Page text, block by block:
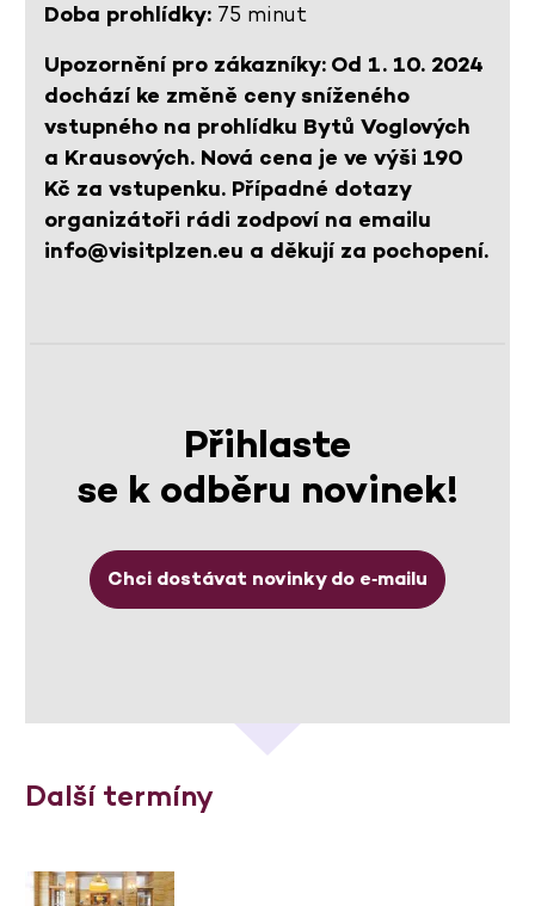
Doba prohlídky: 75 minut
Upozornění pro zákazníky: Od 1. 10. 2024
dochází ke změně ceny sníženého
vstupného na prohlídku Bytů Voglových
a Krausových. Nová cena je ve výši 190
Kč za vstupenku. Případné dotazy
organizátoři rádi zodpoví na emailu
info@visitplzen.eu a děkují za pochopení.
Přihlaste
se k odběru novinek!
Chci dostávat novinky do e‑mailu
Další termíny